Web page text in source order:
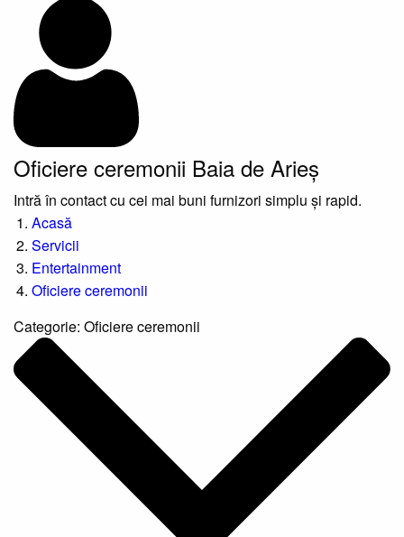
Oficiere ceremonii Baia de Arieș
Intră în contact cu cei mai buni furnizori simplu și rapid.
Acasă
Servicii
Entertainment
Oficiere ceremonii
Categorie: Oficiere ceremonii